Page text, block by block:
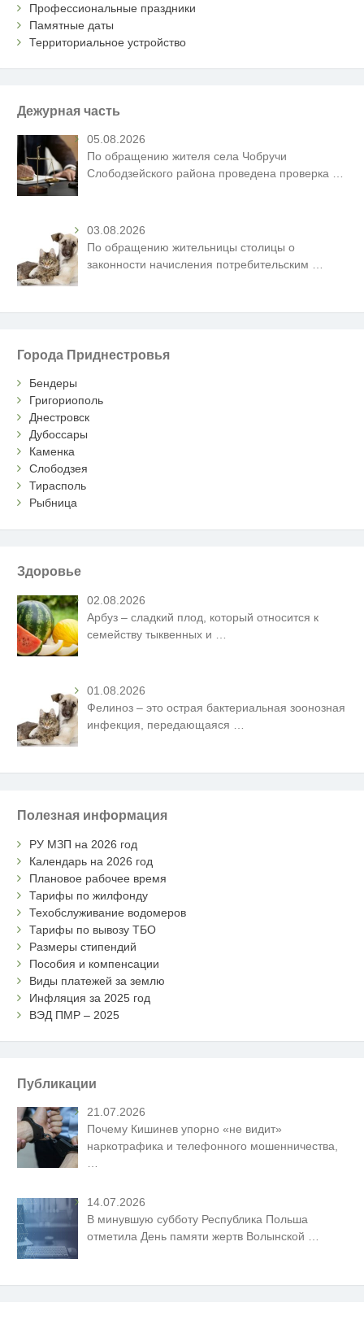
Профессиональные праздники
Памятные даты
Территориальное устройство
Дежурная часть
05.08.2026
По обращению жителя села Чобручи
Слободзейского района проведена проверка …
03.08.2026
По обращению жительницы столицы о
законности начисления потребительским
Города Приднестровья
Бендеры
Григориополь
Днестровск
Дубоссары
Каменка
Слободзея
Тирасполь
Рыбница
Здоровье
02.08.2026
Арбуз – сладкий плод, который относится к
семейству тыквенных и
01.08.2026
Фелиноз – это острая бактериальная зоонозная
инфекция, передающаяся
Полезная информация
РУ МЗП на 2026 год
Календарь на 2026 год
Плановое рабочее время
Тарифы по жилфонду
Техобслуживание водомеров
Тарифы по вывозу ТБО
Размеры стипендий
Пособия и компенсации
Виды платежей за землю
Инфляция за 2025 год
ВЭД ПМР – 2025
Публикации
21.07.2026
Почему Кишинев упорно «не видит»
наркотрафика и телефонного мошенничества,
14.07.2026
В минувшую субботу Республика Польша
отметила День памяти жертв Волынской …